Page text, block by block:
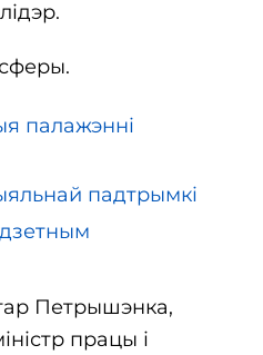
палажэнні
падтрымкі
Петрышэнка,
працы і